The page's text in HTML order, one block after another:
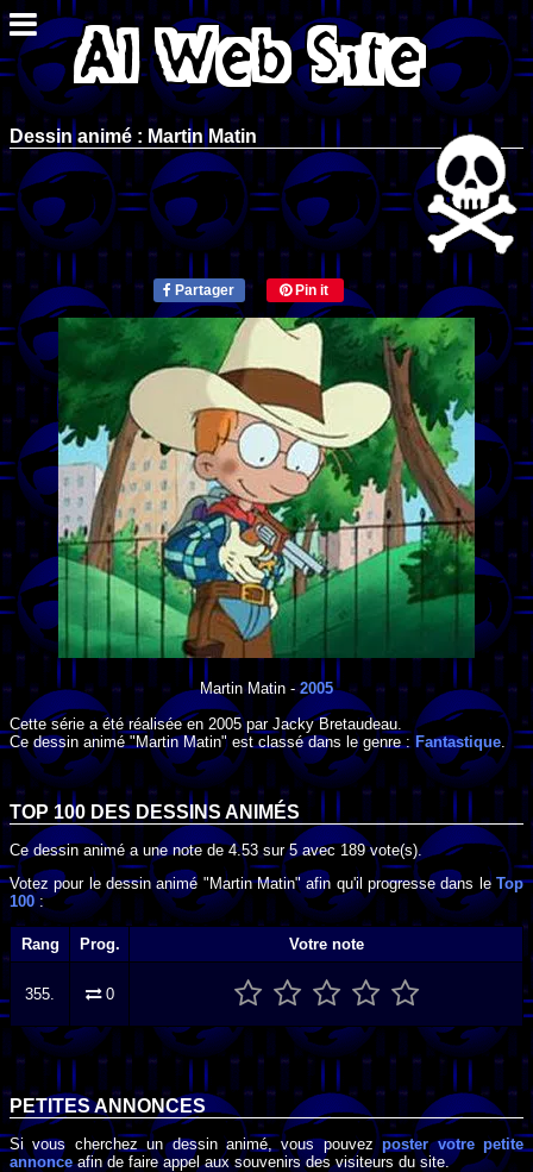
Dessin animé : Martin Matin
Partager Pin it
Martin Matin-2005
Cette série a été réalisée en 2005par Jacky Bretaudeau
Ce dessin animé "Martin Matin" est classé dans le genre : Fantastique
TOP 100 DES DESSINS ANIMÉS
Ce dessin animé a une note de4.53sur5 avec189vote(s).
Votez pour le dessin animé "Martin Matin" afin qu'il progresse dans le Top
100 :
Rang Prog. Votre note
355. 0
PETITES ANNONCES
Si vous cherchez un dessin animé, vous pouvezposter votre petite
annonceafin de faire appel aux souvenirs des visiteurs du site.